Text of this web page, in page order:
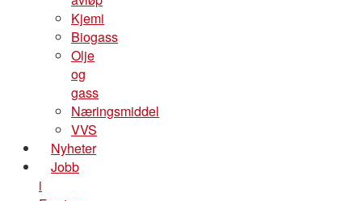
Kjemi
Biogass
Olje
og
gass
Næringsmiddel
VVS
Nyheter
Jobb
i